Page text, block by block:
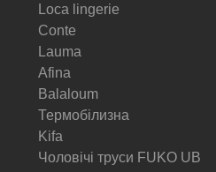
Loca lingerie
Conte
Lauma
Afina
Balaloum
Термобілизна
Kifa
Чоловічі труси FUKO UB